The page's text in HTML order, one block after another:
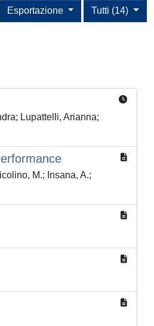
Tutti (14)
Esportazione
Lupattelli, Arianna;
M.; Insana, A.;